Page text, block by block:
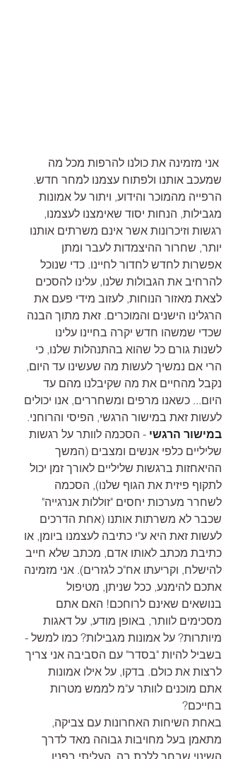
אני מזמינה את כולנו להרפות מכל מה
שמעכב אותנו ולפתוח עצמנו למחר חדש.
הרפייה מהמוכר והידוע, ויתור על אמונות
מגבילות, הנחות יסוד שאימצנו לעצמנו,
רגשות וזיכרונות אשר אינם משרתים אותנו
יותר, שחרור ההיצמדות לעבר ומתן
אפשרות לחדש לחדור לחיינו. כדי שנוכל
להרחיב את הגבולות שלנו, עלינו להסכים
לצאת מאזור הנוחות, לעזוב מידי פעם את
הרגלינו הישנים והמוכרים. זאת מתוך הבנה
שכדי שמשהו חדש יקרה בחיינו עלינו
לשנות גורם כל שהוא בהתנהלות שלנו, כי
הרי אם נמשיך לעשות מה שעשינו עד היום,
נקבל מהחיים את מה שקיבלנו מהם עד
היום... כשאנו מרפים ומשחררים, אנו יכולים
לעשות זאת במישור הרגשי, הפיסי והרוחני.
במישור הרגשי - הסכמה לוותר על רגשות
שליליים כלפי אנשים ומצבים (המשך
ההיאחזות ברגשות שליליים לאורך זמן יכול
לתקוף פיזית את הגוף שלנו), הסכמה
לשחרר מערכות יחסים "זוללות אנרגייה"
שכבר לא משרתות אותנו (אחת הדרכים
לעשות זאת היא ע"י כתיבה לעצמנו ביומן, או
כתיבת מכתב לאותו אדם, מכתב שלא חייב
להישלח, וקריעתו אח"כ לגזרים). אני מזמינה
אתכם להימנע, ככל שניתן, מטיפול
בנושאים שאינם לרוחכם! האם אתם
מסכימים לוותר, באופן מודע, על דאגות
מיותרות? על אמונות מגבילות? כמו למשל -
בשביל להיות "בסדר" עם הסביבה אני צריך
לרצות את כולם. בדקו, על אילו אמונות
אתם מוכנים לוותר ע"מ לממש מטרות
בחייכם?
באחת השיחות האחרונות עם צביקה,
מתאמן בעל מחויבות גבוהה מאד לדרך